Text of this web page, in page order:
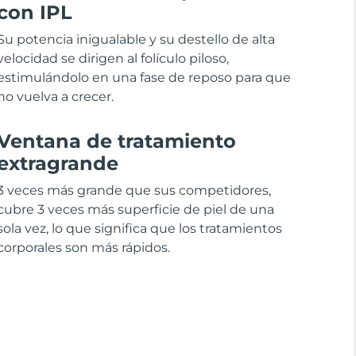
IPL
potencia inigualable y su destello de alta
se dirigen al folículo piloso,
en una fase de reposo para que
vuelva a crecer.
de tratamiento
veces más grande que sus competidores,
3 veces más superficie de piel de una
vez, lo que significa que los tratamientos
son más rápidos.